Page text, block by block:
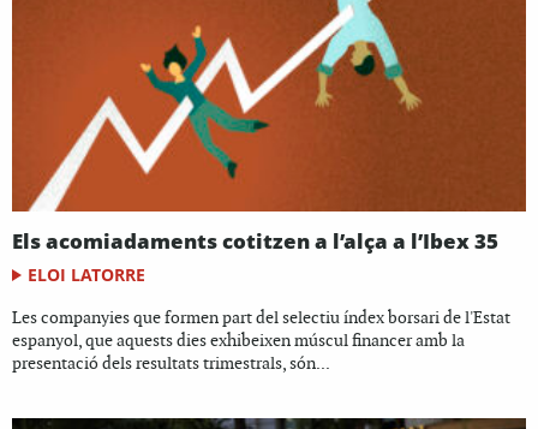
Els acomiadaments cotitzen a l’alça a l’Ibex 35
ELOI LATORRE
Les companyies que formen part del selectiu índex borsari de l'Estat
espanyol, que aquests dies exhibeixen múscul financer amb la
presentació dels resultats trimestrals, són...